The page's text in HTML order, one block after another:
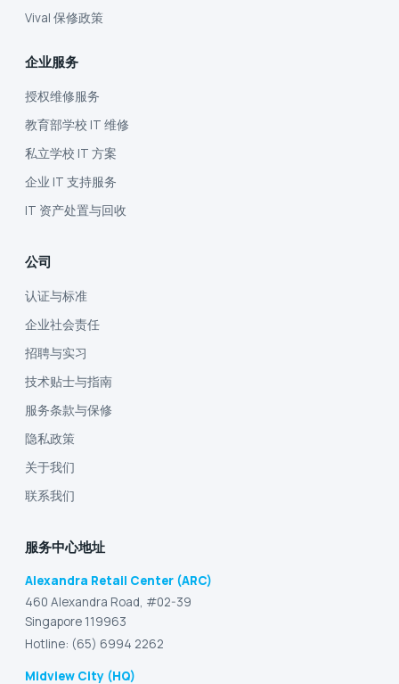
Vival 保修政策
企业服务
授权维修服务
教育部学校 IT 维修
私立学校 IT 方案
企业 IT 支持服务
IT 资产处置与回收
公司
认证与标准
企业社会责任
招聘与实习
技术贴士与指南
服务条款与保修
隐私政策
关于我们
联系我们
服务中心地址
Alexandra Retail Center (ARC)
460 Alexandra Road, #02-39
Singapore 119963
Hotline: (65) 6994 2262
Midview City (HQ)